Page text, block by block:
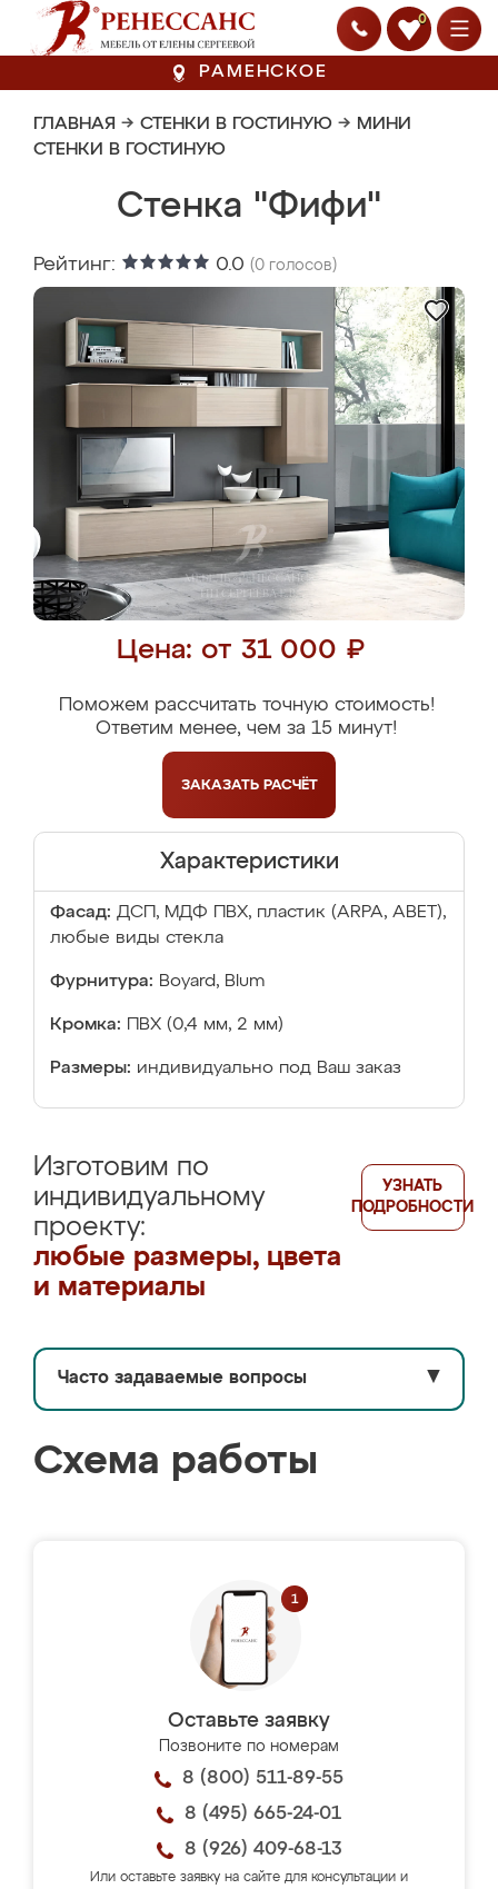
0
РАМЕНСКОЕ
ГЛАВНАЯ → СТЕНКИ В ГОСТИНУЮ → МИНИ
СТЕНКИ В ГОСТИНУЮ
Стенка "Фифи"
Рейтинг: 0.0 (0 голосов)
Цена: от 31 000 ₽
Поможем рассчитать точную стоимость!
Ответим менее, чем за 15 минут!
ЗАКАЗАТЬ РАСЧЁТ
Характеристики
Фасад: ДСП, МДФ ПВХ, пластик (ARPA, ABET),
любые виды стекла
Фурнитура: Boyard, Blum
Кромка: ПВХ (0,4 мм, 2 мм)
Размеры: индивидуально под Ваш заказ
Изготовим по
индивидуальному
проекту:
любые размеры, цвета
и материалы
УЗНАТЬ
ПОДРОБНОСТИ
Часто задаваемые вопросы ▼
Схема работы
Оставьте заявку
Позвоните по номерам
8 (800) 511-89-55
8 (495) 665-24-01
8 (926) 409-68-13
Или оставьте заявку на сайте для консультации и